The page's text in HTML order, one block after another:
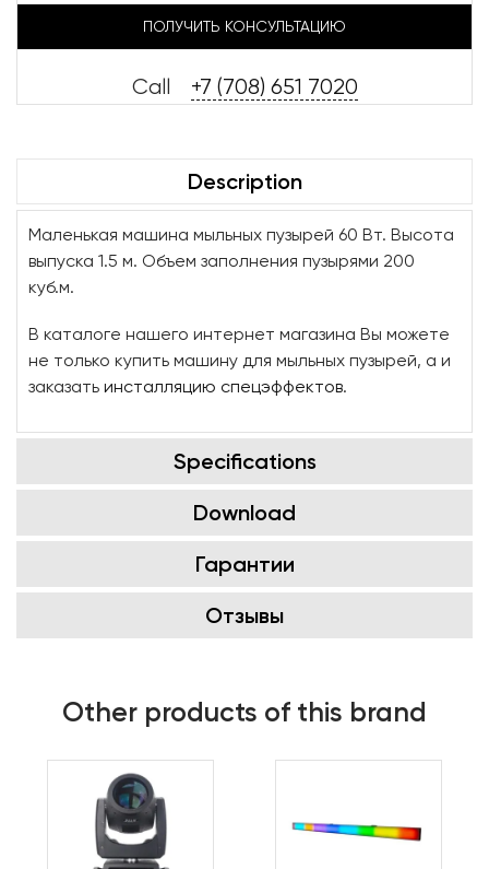
ПОЛУЧИТЬ КОНСУЛЬТАЦИЮ
Call +7 (708) 651 7020
Description
Маленькая машина мыльных пузырей 60 Вт. Высота
выпуска 1.5 м. Объем заполнения пузырями 200
куб.м.
В каталоге нашего интернет магазина Вы можете
не только купить машину для мыльных пузырей, а и
заказать инсталляцию спецэффектов.
Specifications
Download
Гарантии
Отзывы
Other products of this brand